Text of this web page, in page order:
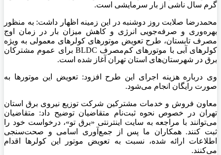
گرم سال ناشی از بار سرمایشی است.
محمدرضا صلابت روز دوشنبه در این زمینه اظهار داشت: به منظور
بهره‌وری و صرفه‌جویی انرژی و کاهش میزان بار در زمان اوج
مصرف تابستان، طرح تعویض موتور‌های کولر‌های معمولی به ویژه
کولر‌های آبی با موتور‌های کم‌مصرف BLDC برای عموم مشترکان
برق در شهرستان‌های استان تهران آغاز شده است.
وی درباره هزینه اجرای این طرح افزود: تعویض این موتور‌ها به
صورت رایگان انجام می‌شود.
معاون فروش و خدمات مشترکین شرکت توزیع نیروی برق استان
تهران در خصوص نحوه ثبت‌نام متقاضیان توضیح داد: متقاضیان
می‌توانند با مراجعه به سایت اینترنتی «برق تو»، درخواست خود را
ثبت کنند. همکاران ما پس از جمع‌آوری اسامی و صحت‌سنجی
اطلاعات ارائه شده، نسبت به تعویض موتور این کولر‌ها اقدام
می‌کنند.